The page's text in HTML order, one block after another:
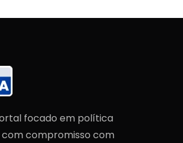
focado em política
com compromisso com